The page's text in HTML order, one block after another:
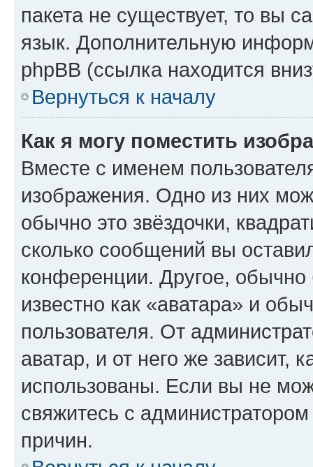
пакета не существует, то вы
язык. Дополнительную
phpBB (ссылка находится
Вернуться к началу
Как я могу поместить
Вместе с именем
изображения. Одно из них
обычно это звёздочки,
сколько сообщений вы
конференции. Другое,
известно как «аватара» и
пользователя. От
аватар, и от него же зависит,
использованы. Если вы не
свяжитесь с
причин.